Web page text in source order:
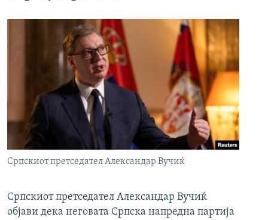
Српскиот претседател Александар Вучиќ
Српскиот претседател Александар Вучиќ
објави дека неговата Српска напредна партија